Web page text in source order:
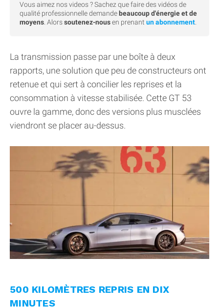
Vous aimez nos videos ? Sachez que faire des vidéos de
qualité professionnelle demande beaucoup d'énergie et de
moyens. Alorssoutenez-nousen prenant un abonnement.
La transmission passe par une boîte à deux
rapports, une solution que peu de constructeurs ont
retenue et qui sert à concilier les reprises et la
consommation à vitesse stabilisée. Cette GT 53
ouvre la gamme, donc des versions plus musclées
viendront se placer au-dessus.
500 KILOMÈTRES REPRIS EN DIX
MINUTES